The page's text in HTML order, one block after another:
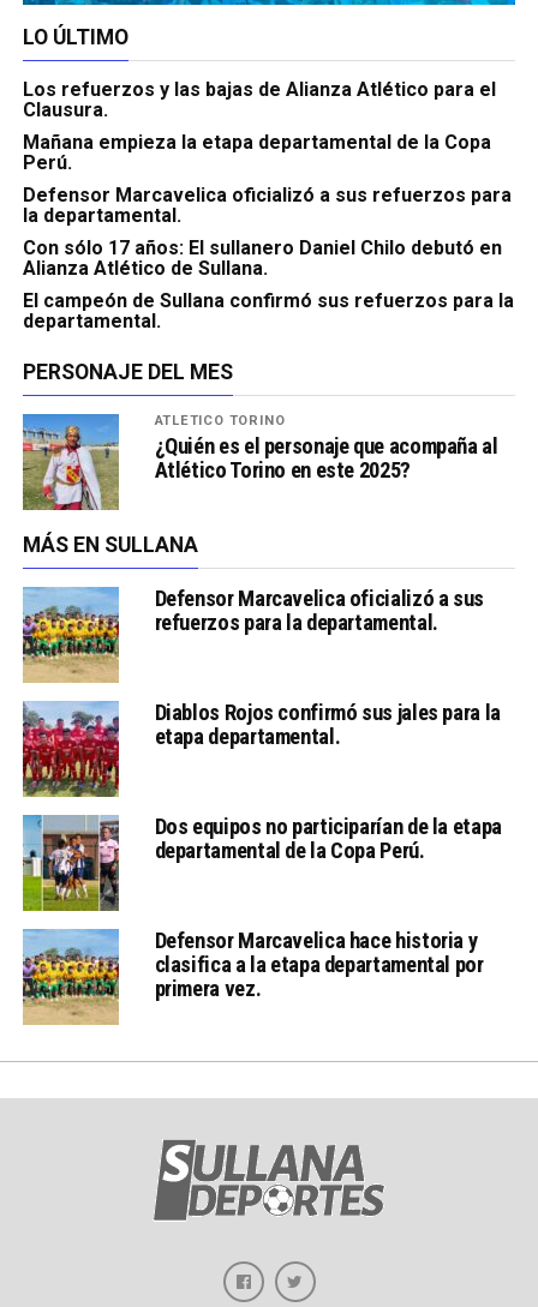
LO ÚLTIMO
Los refuerzos y las bajas de Alianza Atlético para el
Clausura.
Mañana empieza la etapa departamental de la Copa
Perú.
Defensor Marcavelica oficializó a sus refuerzos para
la departamental.
Con sólo 17 años: El sullanero Daniel Chilo debutó en
Alianza Atlético de Sullana.
El campeón de Sullana confirmó sus refuerzos para la
departamental.
PERSONAJE DEL MES
ATLÉTICO TORINO
¿Quién es el personaje que acompaña al
Atlético Torino en este 2025?
MÁS EN SULLANA
Defensor Marcavelica oficializó a sus
refuerzos para la departamental.
Diablos Rojos confirmó sus jales para la
etapa departamental.
Dos equipos no participarían de la etapa
departamental de la Copa Perú.
Defensor Marcavelica hace historia y
clasifica a la etapa departamental por
primera vez.